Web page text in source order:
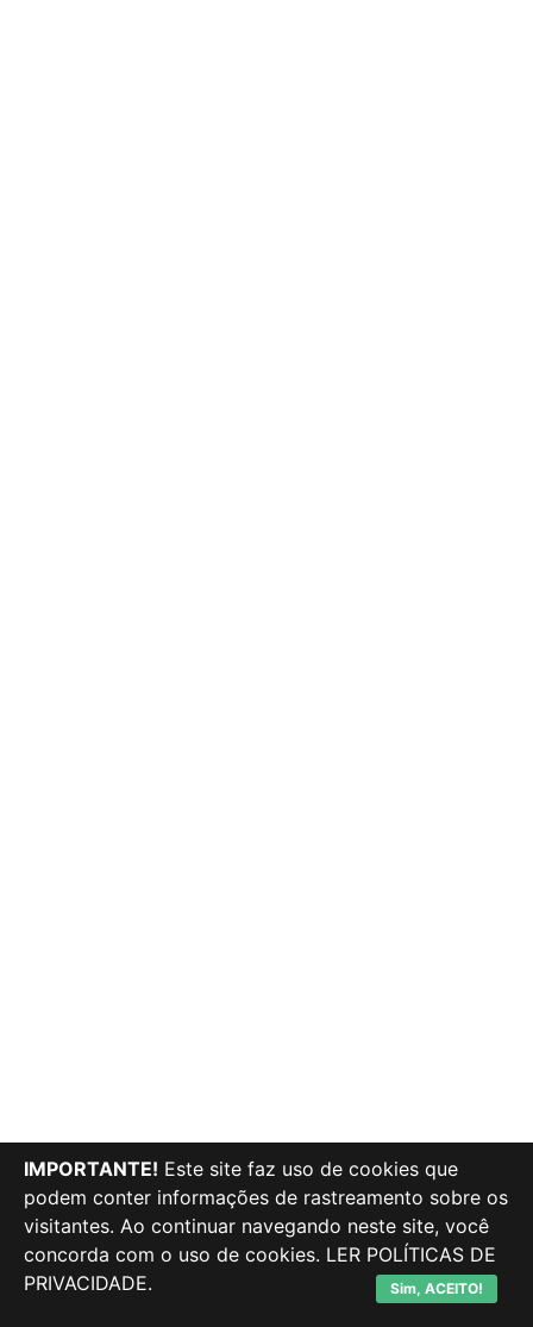
IMPORTANTE! Este site faz uso de cookies que
podem conter informações de rastreamento sobre os
visitantes. Ao continuar navegando neste site, você
concorda com o uso de cookies. LER POLÍTICAS DE
PRIVACIDADE.
Sim, ACEITO!